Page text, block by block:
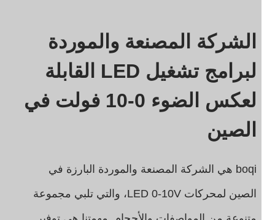
الشركة المصنعة والموردة
لبرامج تشغيل LED القابلة
لعكس الضوء 0-10 فولت في
الصين
boqi هي الشركة المصنعة والموردة البارزة في
الصين لمحركات LED 0-10V، والتي تلبي مجموعة